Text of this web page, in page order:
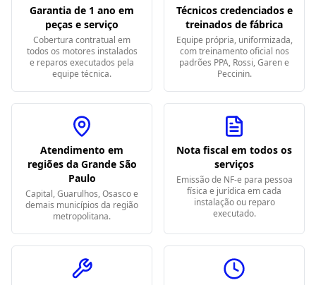
Garantia de 1 ano em
peças e serviço
Cobertura contratual em
todos os motores instalados
e reparos executados pela
equipe técnica.
Técnicos credenciados e
treinados de fábrica
Equipe própria, uniformizada,
com treinamento oficial nos
padrões PPA, Rossi, Garen e
Peccinin.
Atendimento em
regiões da Grande São
Paulo
Capital, Guarulhos, Osasco e
demais municípios da região
metropolitana.
Nota fiscal em todos os
serviços
Emissão de NF-e para pessoa
física e jurídica em cada
instalação ou reparo
executado.